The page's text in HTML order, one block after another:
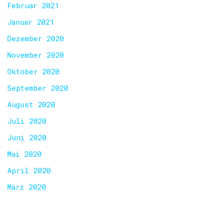
Februar 2021
Januar 2021
Dezember 2020
November 2020
Oktober 2020
September 2020
August 2020
Juli 2020
Juni 2020
Mai 2020
April 2020
März 2020